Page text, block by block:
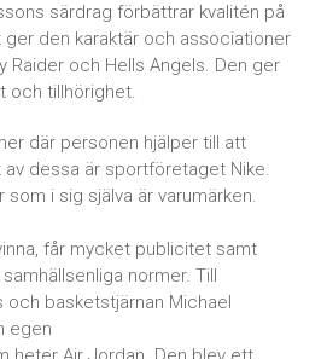
särdrag förbättrar kvalitén på
den karaktär och associationer
Raider och Hells Angels. Den ger
och tillhörighet.
där personen hjälper till att
av dessa är sportföretaget Nike.
i sig själva är varumärken.
får mycket publicitet samt
normer. Till
basketstjärnan Michael
egen